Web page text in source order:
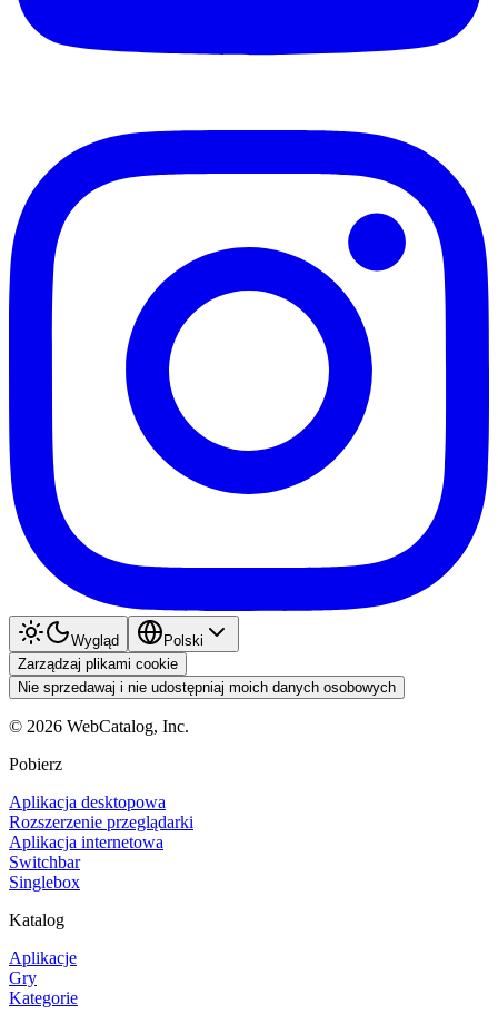
Wygląd
Polski
Zarządzaj plikami cookie
Nie sprzedawaj i nie udostępniaj moich danych osobowych
© 2026 WebCatalog, Inc.
Pobierz
Aplikacja desktopowa
Rozszerzenie przeglądarki
Aplikacja internetowa
Switchbar
Singlebox
Katalog
Aplikacje
Gry
Kategorie